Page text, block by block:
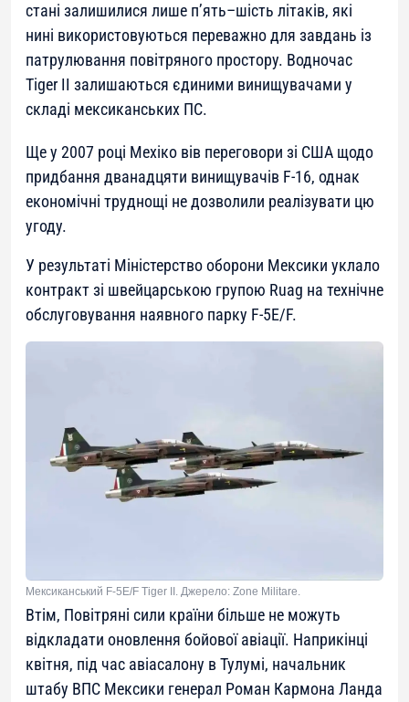
стані залишилися лише п’ять–шість літаків, які
нині використовуються переважно для завдань із
патрулювання повітряного простору. Водночас
Tiger II залишаються єдиними винищувачами у
складі мексиканських ПС.
Ще у 2007 році Мехіко вів переговори зі США щодо
придбання дванадцяти винищувачів F-16, однак
економічні труднощі не дозволили реалізувати цю
угоду.
У результаті Міністерство оборони Мексики уклало
контракт зі швейцарською групою Ruag на технічне
обслуговування наявного парку F-5E/F.
Мексиканський F-5E/F Tiger II. Джерело: Zone Militare.
Втім, Повітряні сили країни більше не можуть
відкладати оновлення бойової авіації. Наприкінці
квітня, під час авіасалону в Тулумі, начальник
штабу ВПС Мексики генерал Роман Кармона Ланда